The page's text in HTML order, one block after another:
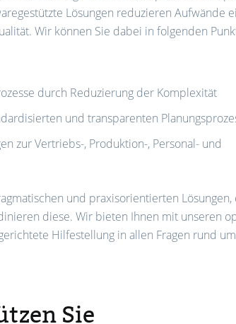
Lösungen reduzieren Aufwände
Wir können Sie dabei in folgenden
durch Reduzierung der Komplexität
und transparenten
zur Vertriebs-, Produktion-, Personal- und
und praxisorientierten Lösungen,
diese. Wir bieten Ihnen mit unseren
Hilfestellung in allen Fragen rund
Sie